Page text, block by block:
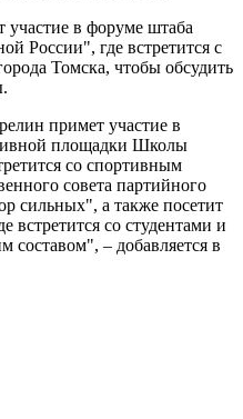
участие в форуме штаба
России", где встретится с
Томска, чтобы обсудить
примет участие в
площадки Школы
со спортивным
совета партийного
сильных", а также посетит
встретится со студентами и
составом", – добавляется в